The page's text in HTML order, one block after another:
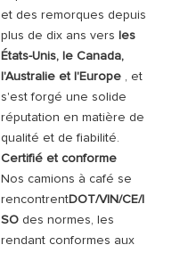
et des remorques depuis
plus de dix ans vers les
États-Unis, le Canada,
l'Australie et l'Europe, et
s'est forgé une solide
réputation en matière de
qualité et de fiabilité.
Certifié et conforme
Nos camions à café se
rencontrentDOT/VIN/CE/I
SOdes normes, les
rendant conformes aux